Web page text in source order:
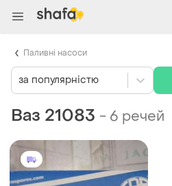
Ваз 21083 - 6 речей
за популярністю
Паливні насоси